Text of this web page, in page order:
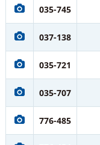
035-745
037-138
035-721
035-707
776-485